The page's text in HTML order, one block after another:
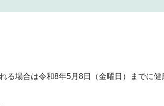
場合は令和8年5月8日（金曜日）までに健